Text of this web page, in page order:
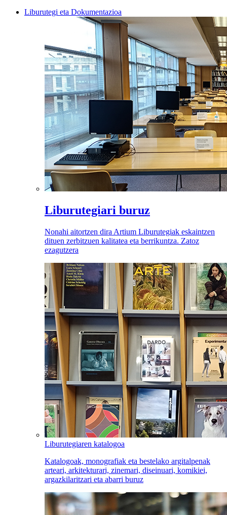
Liburutegi eta Dokumentazioa
Liburutegiari buruz
Nonahi aitortzen dira Artium Liburutegiak eskaintzen
dituen zerbitzuen kalitatea eta berrikuntza. Zatoz
ezagutzera
Liburutegiaren katalogoa
Katalogoak, monografiak eta bestelako argitalpenak
arteari, arkitekturari, zinemari, diseinuari, komikiei,
argazkilaritzari eta abarri buruz